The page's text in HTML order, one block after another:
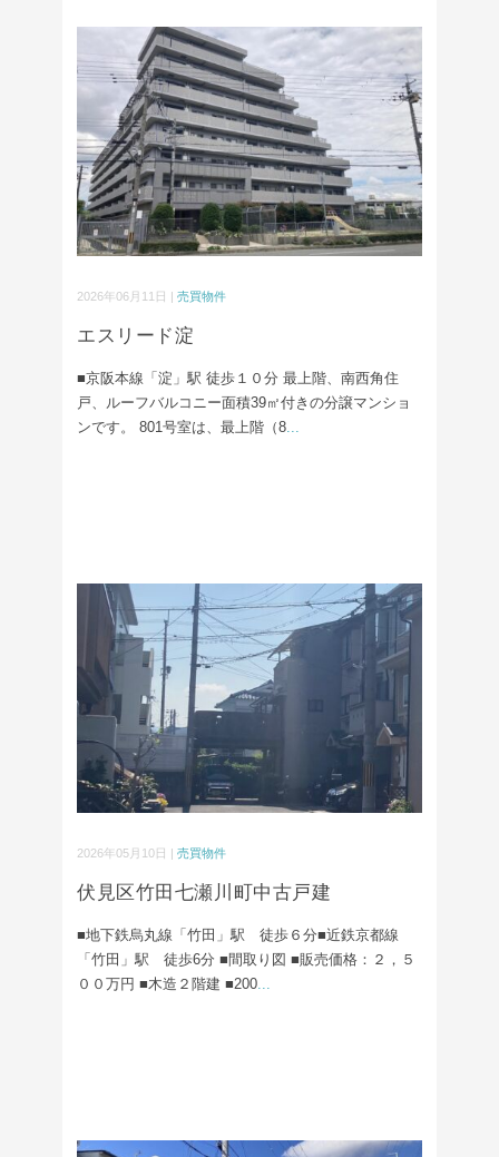
2026年06月11日 |売買物件
エスリード淀
■京阪本線「淀」駅 徒歩１０分 最上階、南西角住
戸、ルーフバルコニー面積39㎡付きの分譲マンショ
ンです。 801号室は、最上階（8
2026年05月10日 |売買物件
伏見区竹田七瀬川町中古戸建
■地下鉄烏丸線「竹田」駅 徒歩６分■近鉄京都線
「竹田」駅 徒歩6分 ■間取り図 ■販売価格：２，５
００万円 ■木造２階建 ■200